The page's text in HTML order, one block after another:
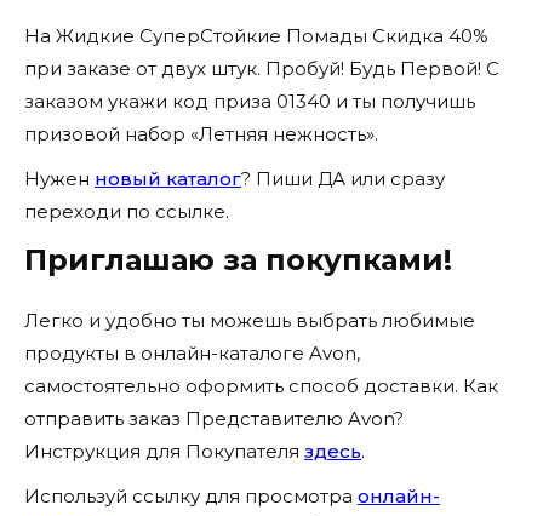
На Жидкие СуперСтойкие Помады Скидка 40%
при заказе от двух штук. Пробуй! Будь Первой! С
заказом укажи код приза 01340 и ты получишь
призовой набор «Летняя нежность».
Нужен новый каталог? Пиши ДА или сразу
переходи по ссылке.
Приглашаю за покупками!
Легко и удобно ты можешь выбрать любимые
продукты в онлайн-каталоге Avon,
самостоятельно оформить способ доставки. Как
отправить заказ Представителю Avon?
Инструкция для Покупателя здесь.
Используй ссылку для просмотра онлайн-